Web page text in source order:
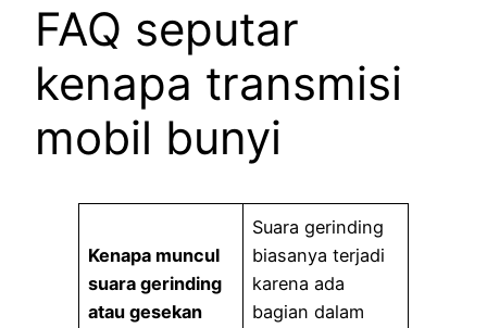
FAQ seputar
kenapa transmisi
mobil bunyi
Kenapa muncul
suara gerinding
atau gesekan
Suara gerinding
biasanya terjadi
karena ada
bagian dalam